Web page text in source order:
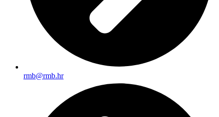
rmb@rmb.hr